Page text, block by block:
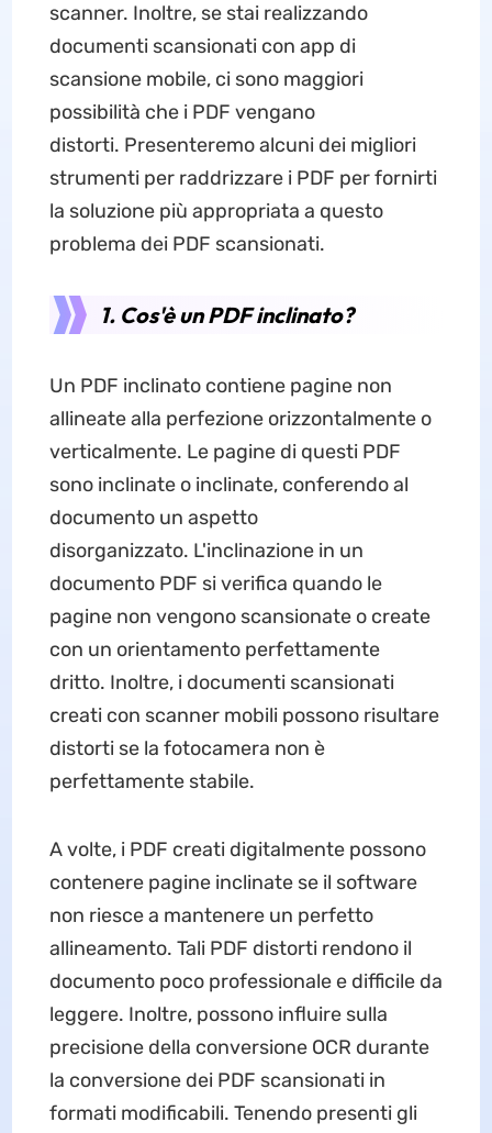
scanner. Inoltre, se stai realizzando
documenti scansionati con app di
scansione mobile, ci sono maggiori
possibilità che i PDF vengano
distorti. Presenteremo alcuni dei migliori
strumenti per raddrizzare i PDF per fornirti
la soluzione più appropriata a questo
problema dei PDF scansionati.
1. Cos'è un PDF inclinato?
Un PDF inclinato contiene pagine non
allineate alla perfezione orizzontalmente o
verticalmente. Le pagine di questi PDF
sono inclinate o inclinate, conferendo al
documento un aspetto
disorganizzato. L'inclinazione in un
documento PDF si verifica quando le
pagine non vengono scansionate o create
con un orientamento perfettamente
dritto. Inoltre, i documenti scansionati
creati con scanner mobili possono risultare
distorti se la fotocamera non è
perfettamente stabile.
A volte, i PDF creati digitalmente possono
contenere pagine inclinate se il software
non riesce a mantenere un perfetto
allineamento. Tali PDF distorti rendono il
documento poco professionale e difficile da
leggere. Inoltre, possono influire sulla
precisione della conversione OCR durante
la conversione dei PDF scansionati in
formati modificabili. Tenendo presenti gli